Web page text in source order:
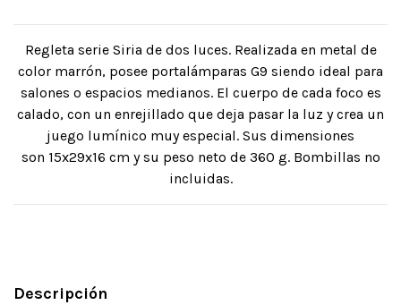
Regleta serie Siria de dos luces. Realizada en metal de
color marrón, posee portalámparas G9 siendo ideal para
salones o espacios medianos. El cuerpo de cada foco es
calado, con un enrejillado que deja pasar la luz y crea un
juego lumínico muy especial. Sus dimensiones
son 15x29x16 cm y su peso neto de 360 g. Bombillas no
incluidas.
Descripción